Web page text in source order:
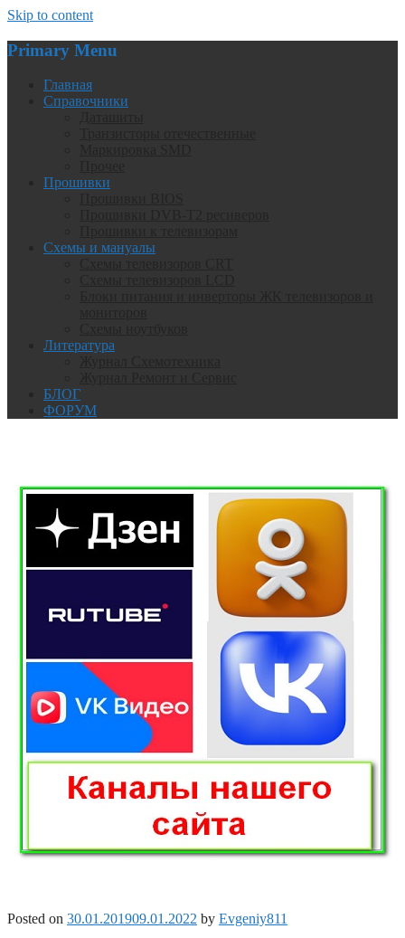
Skip to content
Primary Menu
Главная
Справочники
Прошивки
Схемы и мануалы
Литература
БЛОГ
ФОРУМ
Posted on 30.01.201909.01.2022 by Evgeniy811